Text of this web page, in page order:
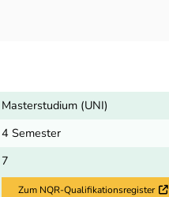
Masterstudium (UNI)
4 Semester
7
Zum NQR-Qualifikationsregister